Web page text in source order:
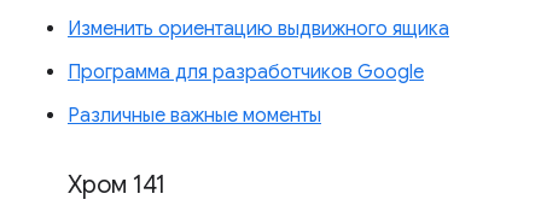
Изменить ориентацию выдвижного ящика
Программа для разработчиков Google
Различные важные моменты
Хром 141